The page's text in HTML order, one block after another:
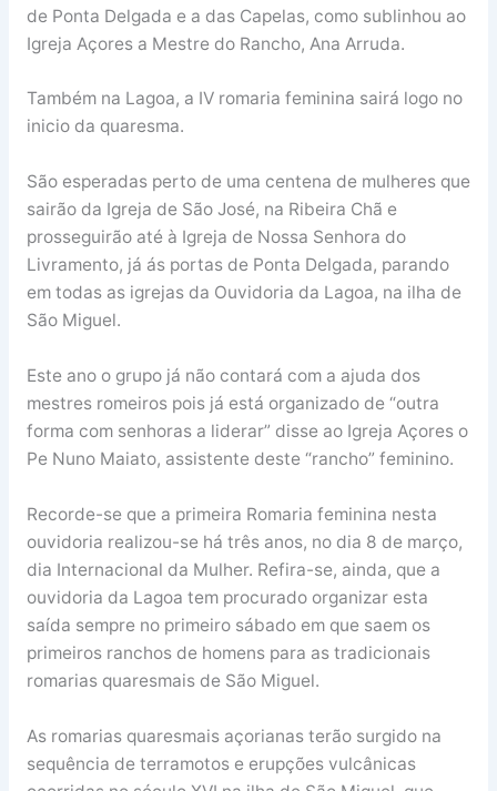
de Ponta Delgada e a das Capelas, como sublinhou ao
Igreja Açores a Mestre do Rancho, Ana Arruda.
Também na Lagoa, a IV romaria feminina sairá logo no
inicio da quaresma.
São esperadas perto de uma centena de mulheres que
sairão da Igreja de São José, na Ribeira Chã e
prosseguirão até à Igreja de Nossa Senhora do
Livramento, já ás portas de Ponta Delgada, parando
em todas as igrejas da Ouvidoria da Lagoa, na ilha de
São Miguel.
Este ano o grupo já não contará com a ajuda dos
mestres romeiros pois já está organizado de “outra
forma com senhoras a liderar” disse ao Igreja Açores o
Pe Nuno Maiato, assistente deste “rancho” feminino.
Recorde-se que a primeira Romaria feminina nesta
ouvidoria realizou-se há três anos, no dia 8 de março,
dia Internacional da Mulher. Refira-se, ainda, que a
ouvidoria da Lagoa tem procurado organizar esta
saída sempre no primeiro sábado em que saem os
primeiros ranchos de homens para as tradicionais
romarias quaresmais de São Miguel.
As romarias quaresmais açorianas terão surgido na
sequência de terramotos e erupções vulcânicas